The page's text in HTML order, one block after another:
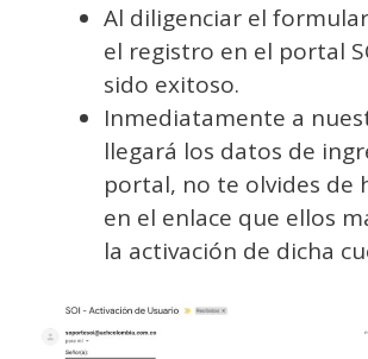
Al diligenciar el
el registro en el portal
sido exitoso.
Inmediatamente a
llegará los datos de
portal, no te olvides de
en el enlace que ellos
la activación de dicha